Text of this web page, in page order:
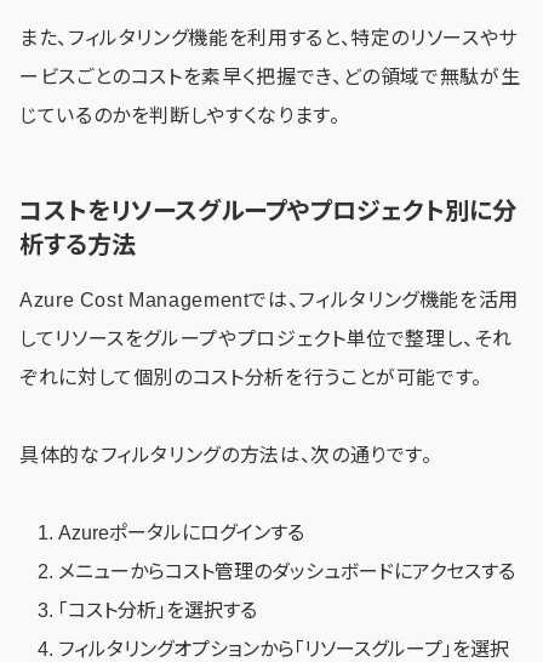
また、フィルタリング機能を利用すると、特定のリソースやサ
ービスごとのコストを素早く把握でき、どの領域で無駄が生
じているのかを判断しやすくなります。
コストをリソースグループやプロジェクト別に分
析する方法
Azure Cost Managementでは、フィルタリング機能を活用
してリソースをグループやプロジェクト単位で整理し、それ
ぞれに対して個別のコスト分析を行うことが可能です。
具体的なフィルタリングの方法は、次の通りです。
Azureポータルにログインする
メニューからコスト管理のダッシュボードにアクセスする
「コスト分析」を選択する
フィルタリングオプションから「リソースグループ」を選択